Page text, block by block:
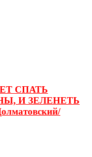
СПАТЬ
И ЗЕЛЕНЕТЬ